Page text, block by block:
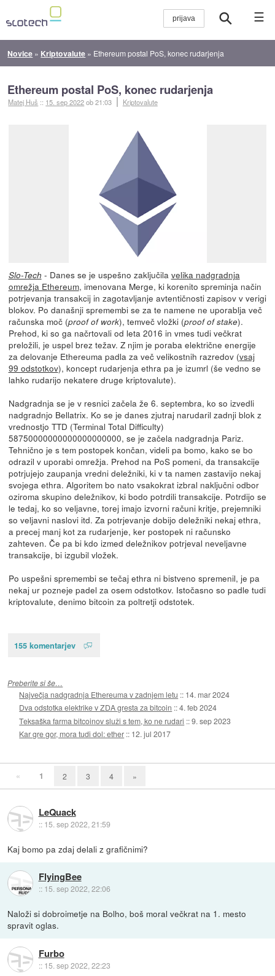
☰
Novice » Kriptovalute » Ethereum postal PoS, konec rudarjenja
Ethereum postal PoS, konec rudarjenja
Matej Huš :: 15. sep 2022ob 21:03 Kriptovalute
Slo-Tech - Danes se je uspešno zaključila velika nadgradnja
omrežja Ethereum, imenovana Merge, ki korenito spreminja način
potrjevanja transakcij in zagotavljanje avtentičnosti zapisov v verigi
blokov. Po današnji spremembi se za te namene ne uporablja več
računska moč (proof of work), temveč vložki (proof of stake).
Prehod, ki so ga načrtovali od leta 2016 in vmes tudi večkrat
preložili, je uspel brez težav. Z njim je poraba električne energije
za delovanje Ethereuma padla za več velikostnih razredov (vsaj
99 odstotkov), koncept rudarjenja ethra pa je izumrl (še vedno se
lahko rudarijo nekatere druge kriptovalute).
Nadgradnja se je v resnici začela že 6. septembra, ko so izvedli
nadgradnjo Bellatrix. Ko se je danes zjutraj narudaril zadnji blok z
vrednostjo TTD (Terminal Total Difficulty)
58750000000000000000000, se je začela nadgradnja Pariz.
Tehnično je s tem postopek končan, videli pa bomo, kako se bo
odrazil v uporabi omrežja. Prehod na PoS pomeni, da transakcije
potrjujejo zaupanja vredni deležniki, ki v ta namen zastavijo nekaj
svojega ethra. Algoritem bo nato vsakokrat izbral naključni odbor
oziroma skupino deležnikov, ki bodo potrdili transakcije. Potrdijo se
le tedaj, ko so veljavne, torej imajo izvorni računi kritje, prejemniki
so veljavni naslovi itd. Za potrjevanje dobijo deležniki nekaj ethra,
a precej manj kot za rudarjenje, ker postopek ni računsko
zahteven. Če pa bi kdo izmed deležnikov potrjeval neveljavne
transakcije, bi izgubil vložek.
Po uspešni spremembi se tečaj ethra ni bistveno spremenil, je pa
nekaj ur pozneje padel za osem odstotkov. Istočasno so padle tudi
kriptovalute, denimo bitcoin za poltretji odstotek.
155 komentarjev
Preberite si še…
Največja nadgradnja Ethereuma v zadnjem letu :: 14. mar 2024
Dva odstotka elektrike v ZDA gresta za bitcoin ::4. feb 2024
Teksaška farma bitcoinov služi s tem, ko ne rudari ::9. sep 2023
Kar gre gor, mora tudi dol: ether :: 12. jul 2017
« 1 2 3 4 »
LeQuack
:: 15. sep 2022, 21:59
Kaj bomo pa zdaj delali z grafičnimi?
FlyingBee
:: 15. sep 2022, 22:06
Naloži si dobroimetje na Bolho, boš moral večkrat na 1. mesto
spravit oglas.
Furbo
:: 15. sep 2022, 22:23